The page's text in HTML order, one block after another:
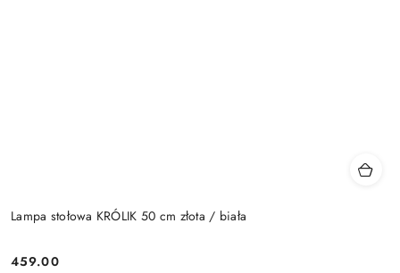
Lampa stołowa KRÓLIK 50 cm złota / biała
459.00